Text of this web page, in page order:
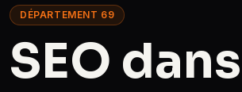
DÉPARTEMENT 69
SEO